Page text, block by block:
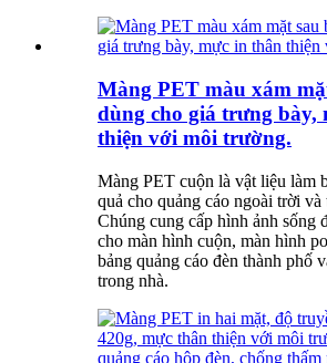
Màng PET màu xám
dùng cho giá trưng bày,
thiện với môi trường.
Màng PET cuộn là vật liệu làm
quả cho quảng cáo ngoài trời và
Chúng cung cấp hình ảnh sống
cho màn hình cuộn, màn hình
bảng quảng cáo đèn thành phố
trong nhà.